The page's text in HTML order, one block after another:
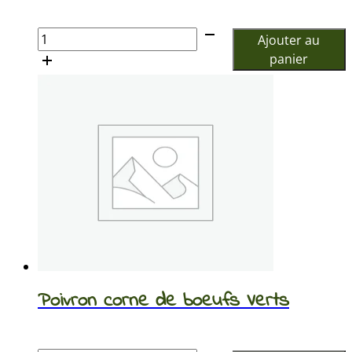
quantité
de
Ajouter au
panier
Poivron corne de boeufs Verts